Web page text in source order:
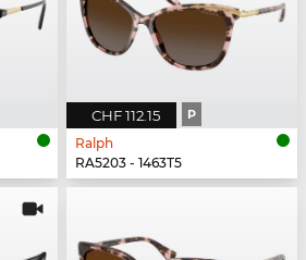
CHF 112.15 P
Ralph
RA5203 - 1463T5